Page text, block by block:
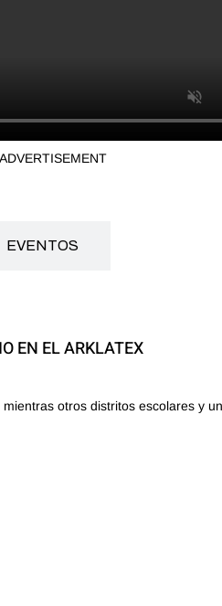
ADVERTISEMENT
EVENTOS
EN EL ARKLATEX
otros distritos escolares y